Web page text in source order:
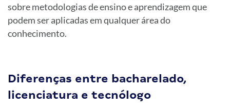
sobre metodologias de ensino e aprendizagem que
podem ser aplicadas em qualquer área do
conhecimento.
Diferenças entre bacharelado,
licenciatura e tecnólogo